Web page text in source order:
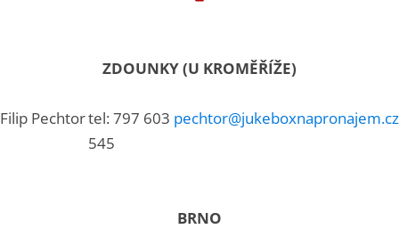
ZDOUNKY (U KROMĚŘÍŽE)
Filip Pechtortel: 797 603
545
pechtor@jukeboxnapronajem.cz
BRNO